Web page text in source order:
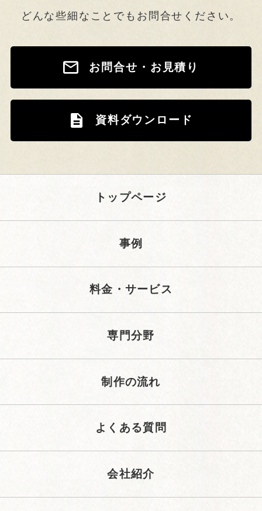
どんな些細なことでもお問合せください。
お問合せ・お見積り
資料ダウンロード
トップページ
事例
料金・サービス
専門分野
制作の流れ
よくある質問
会社紹介